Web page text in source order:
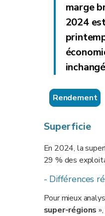
marge
2024
Rendement
Superficie
En 2024, la
29 % des
- Différences
Pour mieux
super-régions